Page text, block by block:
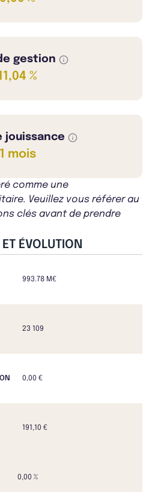
gestion
%
jouissance
1 mois
comme une
Veuillez vous référer au
clés avant de prendre
ÉVOLUTION
993.78 M€
23 109
0,00 €
191,10 €
0,00 %